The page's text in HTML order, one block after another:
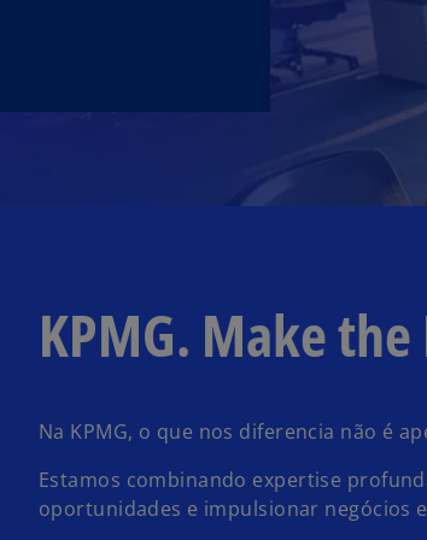
KPMG. Make
Na KPMG, o que nos diferencia não é
Estamos combinando expertise
oportunidades e impulsionar negócios